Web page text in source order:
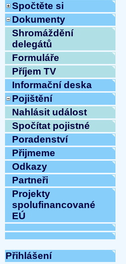
Spočtěte si
Dokumenty
Shromáždění
delegátů
Formuláře
Příjem TV
Informační deska
Pojištění
Nahlásit událost
Spočítat pojistné
Poradenství
Přijmeme
Odkazy
Partneři
Projekty
spolufinancované
EÚ
Přihlášení